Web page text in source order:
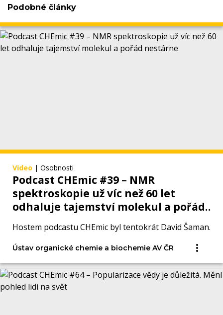
Podobné články
Video | Osobnosti
Podcast CHEmic #39 – NMR
spektroskopie už víc než 60 let
odhaluje tajemství molekul a pořád
Hostem podcastu CHEmic byl tentokrát David Šaman.
Ústav organické chemie a biochemie AV ČR